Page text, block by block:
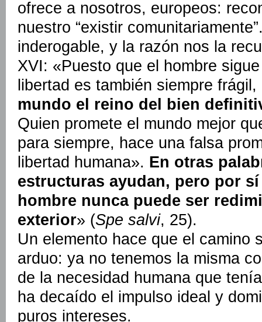
ofrece a nosotros, europeos:
nuestro “existir
inderogable, y la razón nos la
XVI: «Puesto que el hombre
libertad es también siempre frágil,
mundo el reino del bien
Quien promete el mundo mejor
para siempre, hace una falsa
libertad humana». En otras
estructuras ayudan, pero por
hombre nunca puede ser
exterior» (Spe salvi, 25).
Un elemento hace que el camino
arduo: ya no tenemos la misma
de la necesidad humana que
ha decaído el impulso ideal y
puros intereses.